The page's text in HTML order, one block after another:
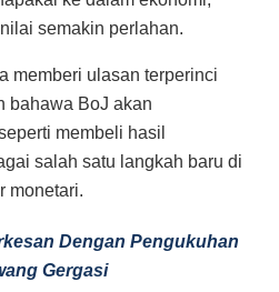
semakin perlahan.
memberi ulasan terperinci
bahawa BoJ akan
membeli hasil
salah satu langkah baru di
monetari.
Dengan Pengukuhan
Gergasi